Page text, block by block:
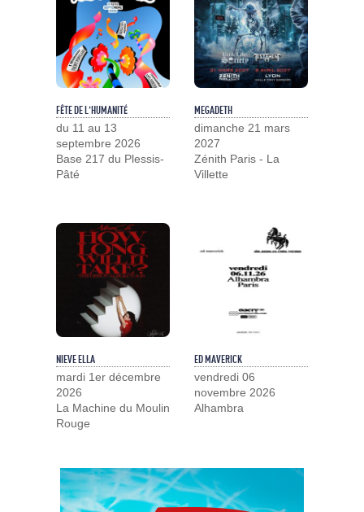
FÊTE DE L'HUMANITÉ
du 11 au 13
septembre 2026
Base 217 du Plessis-
Pâté
MEGADETH
dimanche 21 mars
2027
Zénith Paris - La
Villette
NIEVE ELLA
mardi 1er décembre
2026
La Machine du Moulin
Rouge
ED MAVERICK
vendredi 06
novembre 2026
Alhambra